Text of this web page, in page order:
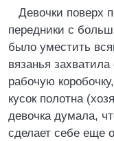
Девочки поверх
передники с
было уместить
вязанья
рабочую
кусок полотна
девочка думала,
сделает себе еще